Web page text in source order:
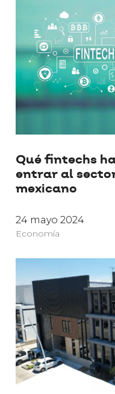
Qué fintechs
entrar al
mexicano
24 mayo 2024
Economía